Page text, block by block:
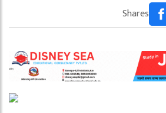
Shares